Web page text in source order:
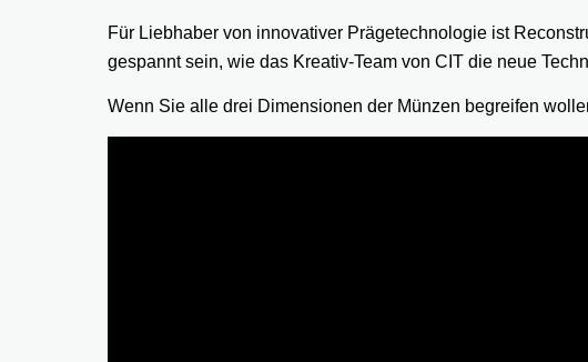
Für Liebhaber von innovativer Prägetechnologie ist
gespannt sein, wie das Kreativ-Team von CIT die neue
Wenn Sie alle drei Dimensionen der Münzen begreifen